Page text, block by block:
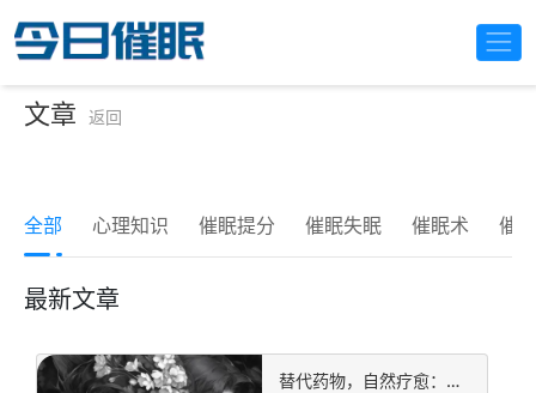
文章 返回
全部 心理知识 催眠提分 催眠失眠 催眠术 催
最新文章
替代药物，自然疗愈：催眠指导语在治疗失眠方面的应用价值！